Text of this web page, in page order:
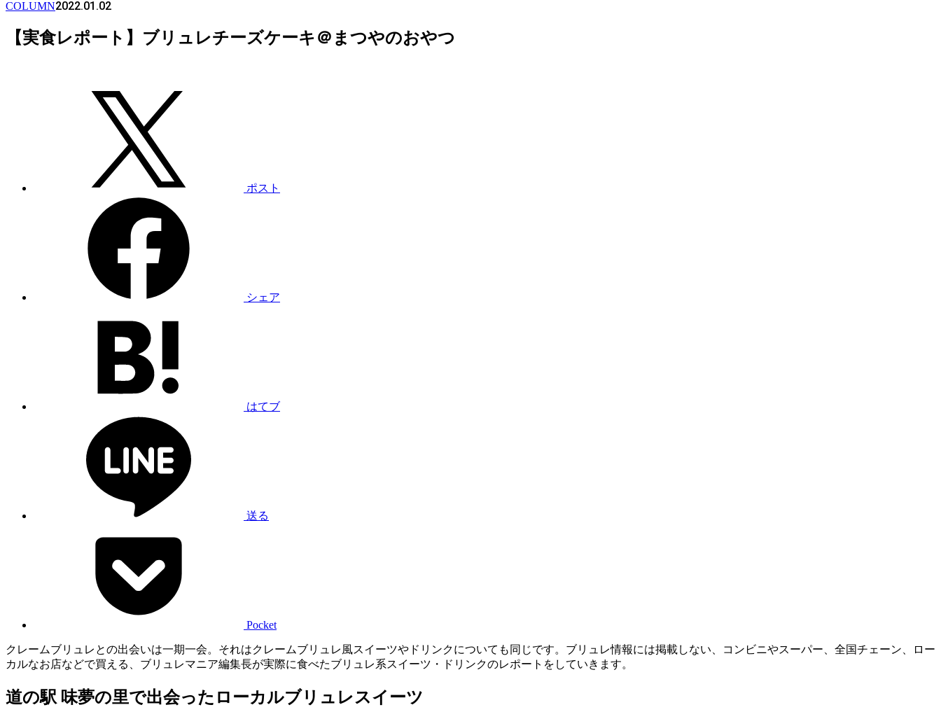
COLUMN2022.01.02
【実食レポート】ブリュレチーズケーキ＠まつやのおやつ
ポスト
シェア
はてブ
送る
Pocket
クレームブリュレとの出会いは一期一会。それはクレームブリュレ風スイーツやドリンクについても同じです。ブリュレ情報には掲載しない、コンビニやスーパー、全国チェーン、ロー
カルなお店などで買える、ブリュレマニア編集長が実際に食べたブリュレ系スイーツ・ドリンクのレポートをしていきます。
道の駅 味夢の里で出会ったローカルブリュレスイーツ